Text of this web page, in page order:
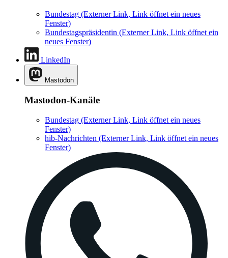
Bundestag (Externer Link, Link öffnet ein neues
Fenster)
Bundestagspräsidentin (Externer Link, Link öffnet ein
neues Fenster)
LinkedIn
Mastodon
Mastodon-Kanäle
Bundestag (Externer Link, Link öffnet ein neues
Fenster)
hib-Nachrichten (Externer Link, Link öffnet ein neues
Fenster)